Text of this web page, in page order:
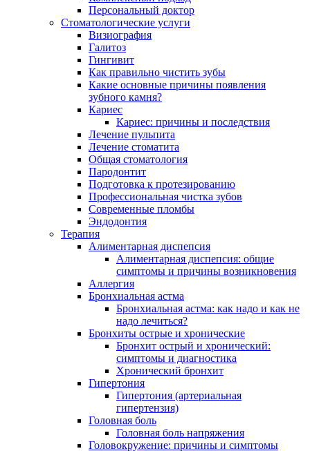
Персональный доктор
Стоматологические услуги
Визиография
Галитоз
Гингивит
Как правильно чистить зубы
Какие основные причины появления
зубного камня?
Кариес
Кариес: причины и последствия
Лечение пульпита
Лечение стоматита
Общая стоматология
Пародонтит
Подготовка к протезированию
Профессиональная чистка зубов
Современные пломбы
Эндодонтия
Терапия
Алиментарная диспепсия
Алиментарная диспепсия: общие
симптомы и причины возникновения
Аллергия
Бронхиальная астма
Бронхиальная астма: как надо и как не
надо лечиться?
Бронхиты острые и хронические
Бронхит острый и хронический:
симптомы и диагностика
Хронический бронхит
Гипертония
Гипертония (артериальная
гипертензия)
Головная боль
Головная боль напряжения
Головокружение: причины и симптомы